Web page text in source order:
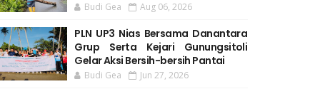
Budi Gea Aug 06, 2026
PLN UP3 Nias Bersama Danantara
Grup Serta Kejari Gunungsitoli
Gelar Aksi Bersih-bersih Pantai
Budi Gea Jun 27, 2026